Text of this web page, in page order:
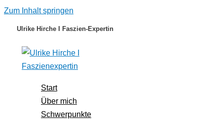
Zum Inhalt springen
Ulrike Hirche I Faszien-Expertin
Start
Über mich
Schwerpunkte